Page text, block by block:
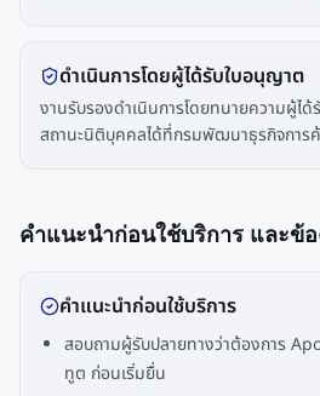
ดำเนินการโดยผู้ได้รับใบอนุญาต
งานรับรองดำเนินการโดยทนายความผู้ไ
สถานะนิติบุคคลได้ที่กรมพัฒนาธุรกิจการ
คำแนะนำก่อนใช้บริการ และข้อ
คำแนะนำก่อนใช้บริการ
สอบถามผู้รับปลายทางว่าต้องการ
ทูต ก่อนเริ่มยื่น